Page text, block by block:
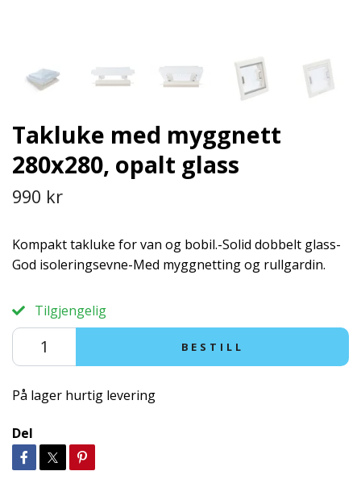
Takluke med myggnett
280x280, opalt glass
990 kr
Kompakt takluke for van og bobil.-Solid dobbelt glass-
God isoleringsevne-Med myggnetting og rullgardin.
Tilgjengelig
BESTILL
På lager hurtig levering
Del